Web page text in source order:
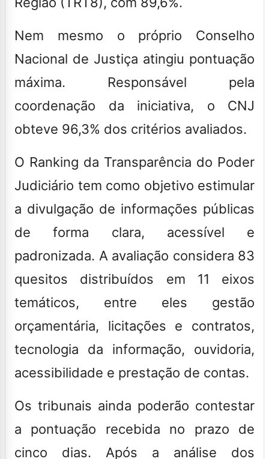
Nem mesmo o próprio Conselho
Nacional de Justiça atingiu pontuação
máxima. Responsável pela
coordenação da iniciativa, o CNJ
obteve 96,3% dos critérios avaliados.
O Ranking da Transparência do Poder
Judiciário tem como objetivo estimular
a divulgação de informações públicas
de forma clara, acessível e
padronizada. A avaliação considera 83
quesitos distribuídos em 11 eixos
temáticos, entre eles gestão
orçamentária, licitações e contratos,
tecnologia da informação, ouvidoria,
acessibilidade e prestação de contas.
Os tribunais ainda poderão contestar
a pontuação recebida no prazo de
cinco dias. Após a análise dos